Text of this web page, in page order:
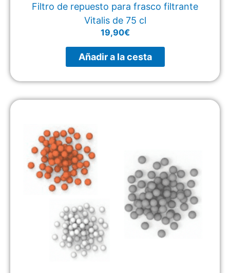
Filtro de repuesto para frasco filtrante
Vitalis de 75 cl
19,90€
Añadir a la cesta